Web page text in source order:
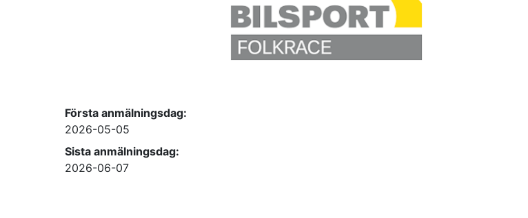
Första anmälningsdag:
2026-05-05
Sista anmälningsdag:
2026-06-07